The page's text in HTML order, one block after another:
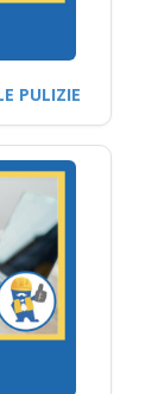
PULIZIE